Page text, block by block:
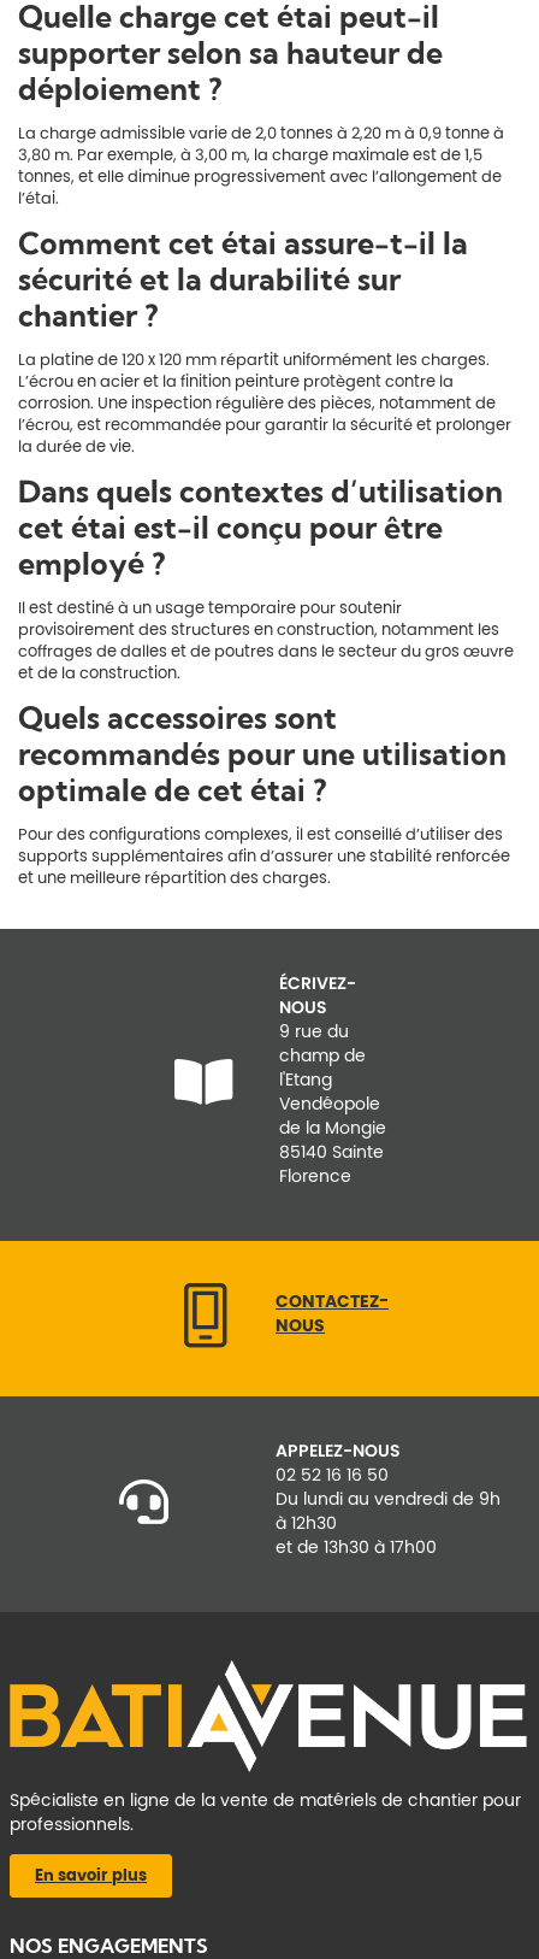
Quelle charge cet étai peut-il
supporter selon sa hauteur de
déploiement ?
La charge admissible varie de 2,0 tonnes à 2,20 m à 0,9 tonne à
3,80 m. Par exemple, à 3,00 m, la charge maximale est de 1,5
tonnes, et elle diminue progressivement avec l’allongement de
l’étai.
Comment cet étai assure-t-il la
sécurité et la durabilité sur
chantier ?
La platine de 120 x 120 mm répartit uniformément les charges.
L’écrou en acier et la finition peinture protègent contre la
corrosion. Une inspection régulière des pièces, notamment de
l’écrou, est recommandée pour garantir la sécurité et prolonger
la durée de vie.
Dans quels contextes d’utilisation
cet étai est-il conçu pour être
employé ?
Il est destiné à un usage temporaire pour soutenir
provisoirement des structures en construction, notamment les
coffrages de dalles et de poutres dans le secteur du gros œuvre
et de la construction.
Quels accessoires sont
recommandés pour une utilisation
optimale de cet étai ?
Pour des configurations complexes, il est conseillé d’utiliser des
supports supplémentaires afin d’assurer une stabilité renforcée
et une meilleure répartition des charges.
ÉCRIVEZ-
NOUS
9 rue du
champ de
l'Etang
Vendéopole
de la Mongie
85140 Sainte
Florence
CONTACTEZ-
NOUS
APPELEZ-NOUS
02 52 16 16 50
Du lundi au vendredi de 9h
à 12h30
et de 13h30 à 17h00
Spécialiste en ligne de la vente de matériels de chantier pour
professionnels.
En savoir plus
NOS ENGAGEMENTS